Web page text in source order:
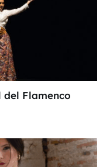
Flamenco